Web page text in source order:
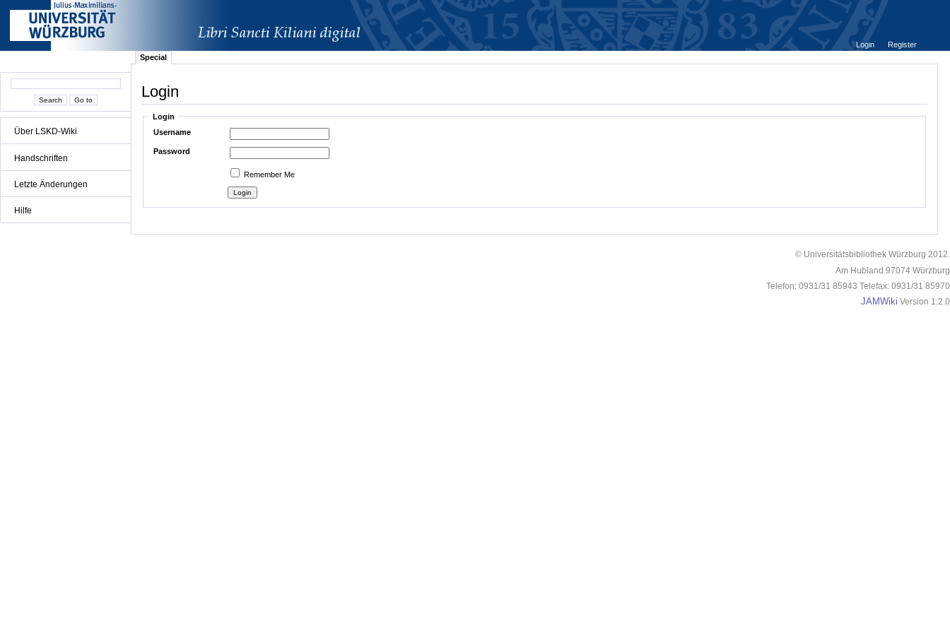
Über LSKD-Wiki
Handschriften
Letzte Änderungen
Hilfe
Login
Register
Special
Login
Login
Username
Password
Remember Me
© Universitätsbibliothek Würzburg 2012.
Am Hubland 97074 Würzburg
Telefon: 0931/31 85943 Telefax: 0931/31 85970
JAMWiki Version 1.2.0